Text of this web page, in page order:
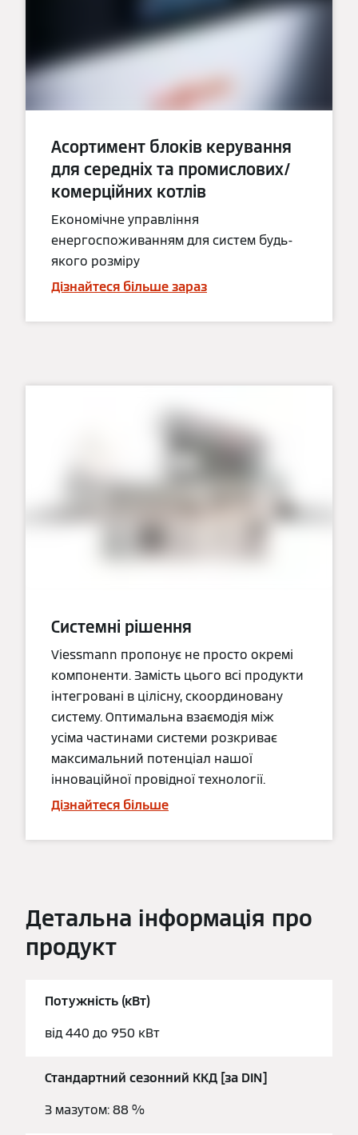
Асортимент блоків керування
для середніх та промислових/
комерційних котлів
Економічне управління
енергоспоживанням для систем будь-
якого розміру
Дізнайтеся більше зараз
Системні рішення
Viessmann пропонує не просто окремі
компоненти. Замість цього всі продукти
інтегровані в цілісну, скоординовану
систему. Оптимальна взаємодія між
усіма частинами системи розкриває
максимальний потенціал нашої
інноваційної провідної технології.
Дізнайтеся більше
Детальна інформація про
продукт
Потужність (кВт)
від 440 до 950 кВт
Стандартний сезонний ККД [за DIN]
З мазутом: 88 %